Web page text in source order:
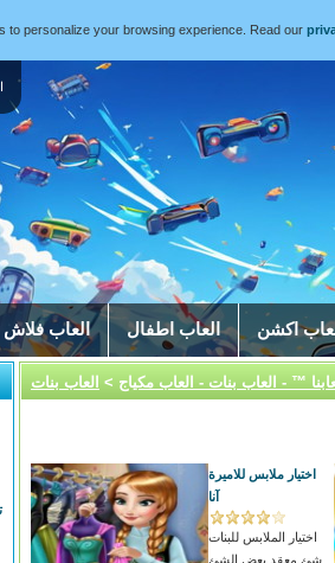
to personalize your browsing experience. Read our
العاب فلاش العاب اطفال اكشن
™ - العاب بنات - العاب مكياج >
اختيار ملابس للاميرة
آنا
اختيار الملابس للبنات
شئ معقد بعض الشئ